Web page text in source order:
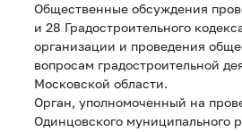
Общественные обсуждения
и 28 Градостроительного
организации и проведения
вопросам градостроительной
Московской области.
Орган, уполномоченный на
Одинцовского муниципального